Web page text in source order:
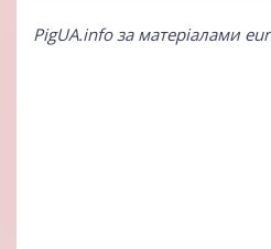
PigUA.info за матеріалами